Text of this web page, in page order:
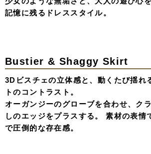
ドレスでもなく、私服でもない。そん
動くたびにニュアンスが変わるスカー
計算し尽くされたデザインなのに、ど
洒落をアップデートさせたnewスタイ
Front Mini & Back Ribbon